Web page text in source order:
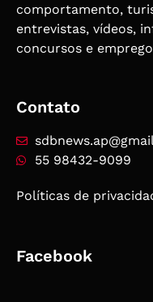
comportamento,
entrevistas, vídeos,
concursos e
Contato
55 98432-9099
Políticas de
Facebook